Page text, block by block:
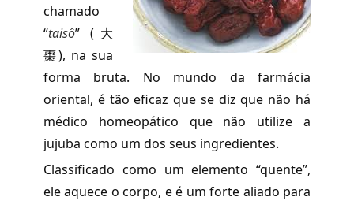
chamado
“taisô” (大
棗), na sua
forma bruta. No mundo da farmácia
oriental, é tão eficaz que se diz que não há
médico homeopático que não utilize a
jujuba como um dos seus ingredientes.
Classificado como um elemento “quente”,
ele aquece o corpo, e é um forte aliado para